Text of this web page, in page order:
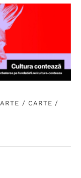
ARTE / CARTE /